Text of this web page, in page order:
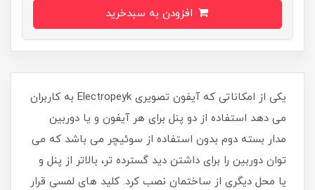
یکی از امکاناتی که آیفون تصویری Electropeyk به کاربران
می دهد استفاده از دو پنل برای هر آیفون و یا دوربین
مدار بسته دوم بدون استفاده از سوئیچر می باشد که می
توان دوربین را برای داشتن دید گسترده تر، بالاتر از پنل و
یا محل دیگری از ساختمان نصب کرد. کلید های لمسی قرار